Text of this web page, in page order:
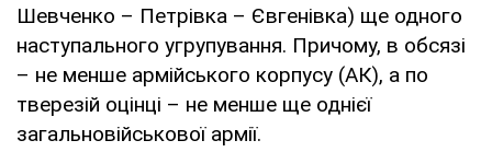
Шевченко – Петрівка – Євгенівка) ще одного
наступального угрупування. Причому, в обсязі
– не менше армійського корпусу (АК), а по
тверезій оцінці – не менше ще однієї
загальновійськової армії.